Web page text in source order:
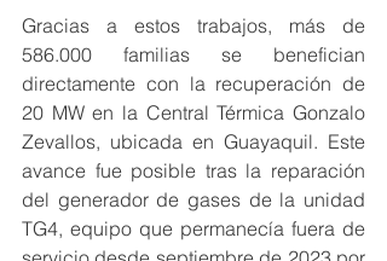
Gracias a estos trabajos, más de
586.000 familias se benefician
directamente con la recuperación de
20 MW en la Central Térmica Gonzalo
Zevallos, ubicada en Guayaquil. Este
avance fue posible tras la reparación
del generador de gases de la unidad
TG4, equipo que permanecía fuera de